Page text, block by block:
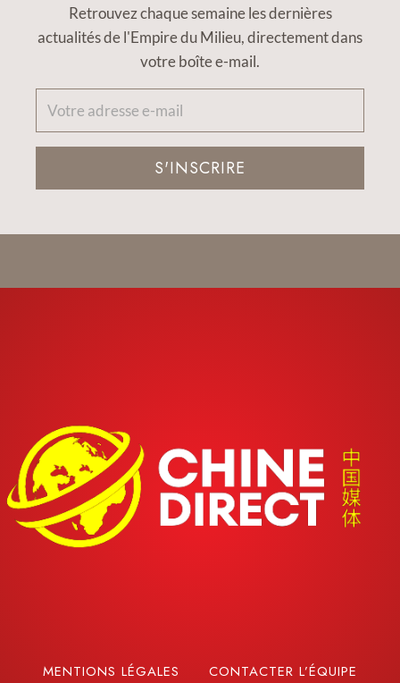
Retrouvez chaque semaine les dernières
actualités de l'Empire du Milieu, directement dans
votre boîte e-mail.
S'INSCRIRE
MENTIONS LÉGALES CONTACTER L’ÉQUIPE